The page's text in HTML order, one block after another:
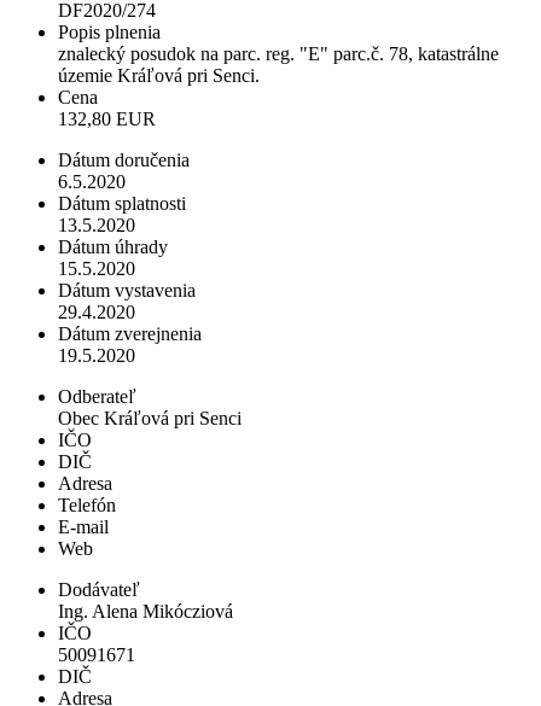
DF2020/274
Popis plnenia
znalecký posudok na parc. reg. "E" parc.č. 78, katastrálne
územie Kráľová pri Senci.
Cena
132,80 EUR
Dátum doručenia
6.5.2020
Dátum splatnosti
13.5.2020
Dátum úhrady
15.5.2020
Dátum vystavenia
29.4.2020
Dátum zverejnenia
19.5.2020
Odberateľ
Obec Kráľová pri Senci
IČO
DIČ
Adresa
Telefón
E-mail
Web
Dodávateľ
Ing. Alena Mikócziová
IČO
50091671
DIČ
Adresa